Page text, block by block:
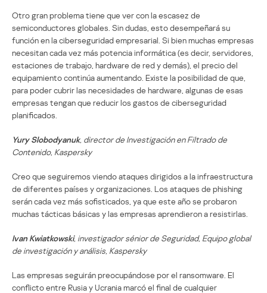
Otro gran problema tiene que ver con la escasez de
semiconductores globales. Sin dudas, esto desempeñará su
función en la ciberseguridad empresarial. Si bien muchas empresas
necesitan cada vez más potencia informática (es decir, servidores,
estaciones de trabajo, hardware de red y demás), el precio del
equipamiento continúa aumentando. Existe la posibilidad de que,
para poder cubrir las necesidades de hardware, algunas de esas
empresas tengan que reducir los gastos de ciberseguridad
planificados.
Yury Slobodyanuk, director de Investigación en Filtrado de
Contenido, Kaspersky
Creo que seguiremos viendo ataques dirigidos a la infraestructura
de diferentes países y organizaciones. Los ataques de phishing
serán cada vez más sofisticados, ya que este año se probaron
muchas tácticas básicas y las empresas aprendieron a resistirlas.
Ivan Kwiatkowski, investigador sénior de Seguridad, Equipo global
de investigación y análisis, Kaspersky
Las empresas seguirán preocupándose por el ransomware. El
conflicto entre Rusia y Ucrania marcó el final de cualquier